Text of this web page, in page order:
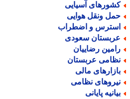
آسیایی
ونقل هوایی
و اضطراب
سعودی
رضاییان
عربستان
مالی
نظامی
پایانی